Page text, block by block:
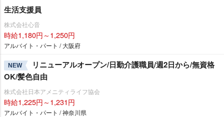
生活支援員
株式会社心音
時給1,180円～1,250円
アルバイト・パート / 大阪府
NEW
リニューアルオープン/日勤介護職員/週2日から/無資格
OK/髪色自由
株式会社日本アメニティライフ協会
時給1,225円～1,231円
アルバイト・パート / 神奈川県